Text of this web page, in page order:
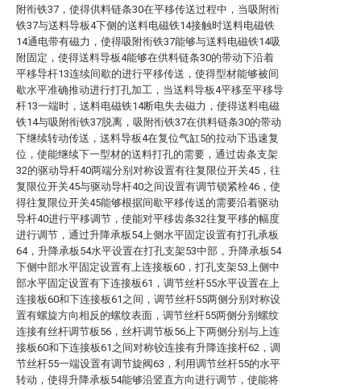
附衔铁37，使得供料链条30在平移传送过程中，当吸附衔
铁37与送料导板4下侧的送料电磁铁14接触时送料电磁铁
14通电带有磁力，使得吸附衔铁37能够与送料电磁铁14吸
附固定，使得送料导板4能够在供料链条30的带动下沿着
平移导杆13连续间歇的进行平移传送，使得型材能够被间
歇水平准确推动进行打孔加工，当送料导板4平移至平移导
杆13一端时，送料电磁铁14断电失去磁力，使得送料电磁
铁14与吸附衔铁37脱离，吸附衔铁37在供料链条30的带动
下继续转动传送，送料导板4在复位气缸5的拉动下迅速复
位，使能继续下一型材的送料打孔的需要，通过齿条支架
32的驱动导杆40两端分别对称设置有往复限位开关45，往
复限位开关45与驱动导杆40之间设置有调节锁紧栓46，使
得往复限位开关45能够根据间歇平移传送的需要沿着驱动
导杆40进行平移调节，使能对平移齿条32往复平移的幅度
进行调节，通过升降承板54上侧水平固定设置有打孔承板
64，升降承板54水平设置在打孔支架53中部，升降承板54
下侧中部水平固定设置有上连接板60，打孔支架53上侧中
部水平固定设置有下连接板61，调节丝杆55水平设置在上
连接板60和下连接板61之间，调节丝杆55两侧分别对称设
置有螺旋方向相反的螺纹表面，调节丝杆55两侧分别螺纹
连接有丝杆调节板56，丝杆调节板56上下两侧分别与上连
接板60和下连接板61之间对称铰连接有升降连接杆62，调
节丝杆55一端设置有调节旋阀63，利用调节丝杆55的水平
转动，使得升降承板54能够沿竖直方向进行调节，使能将